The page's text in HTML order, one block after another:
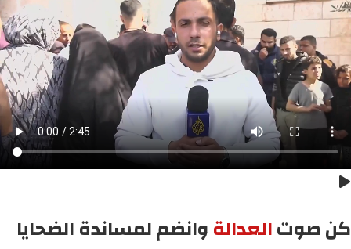
كن صوتالعدالةوانضم لمساندة الضحايا